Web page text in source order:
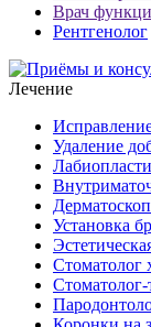
Врач
Рентгенолог
Лечение
Удаление
Установка
Стоматолог
Стоматолог-